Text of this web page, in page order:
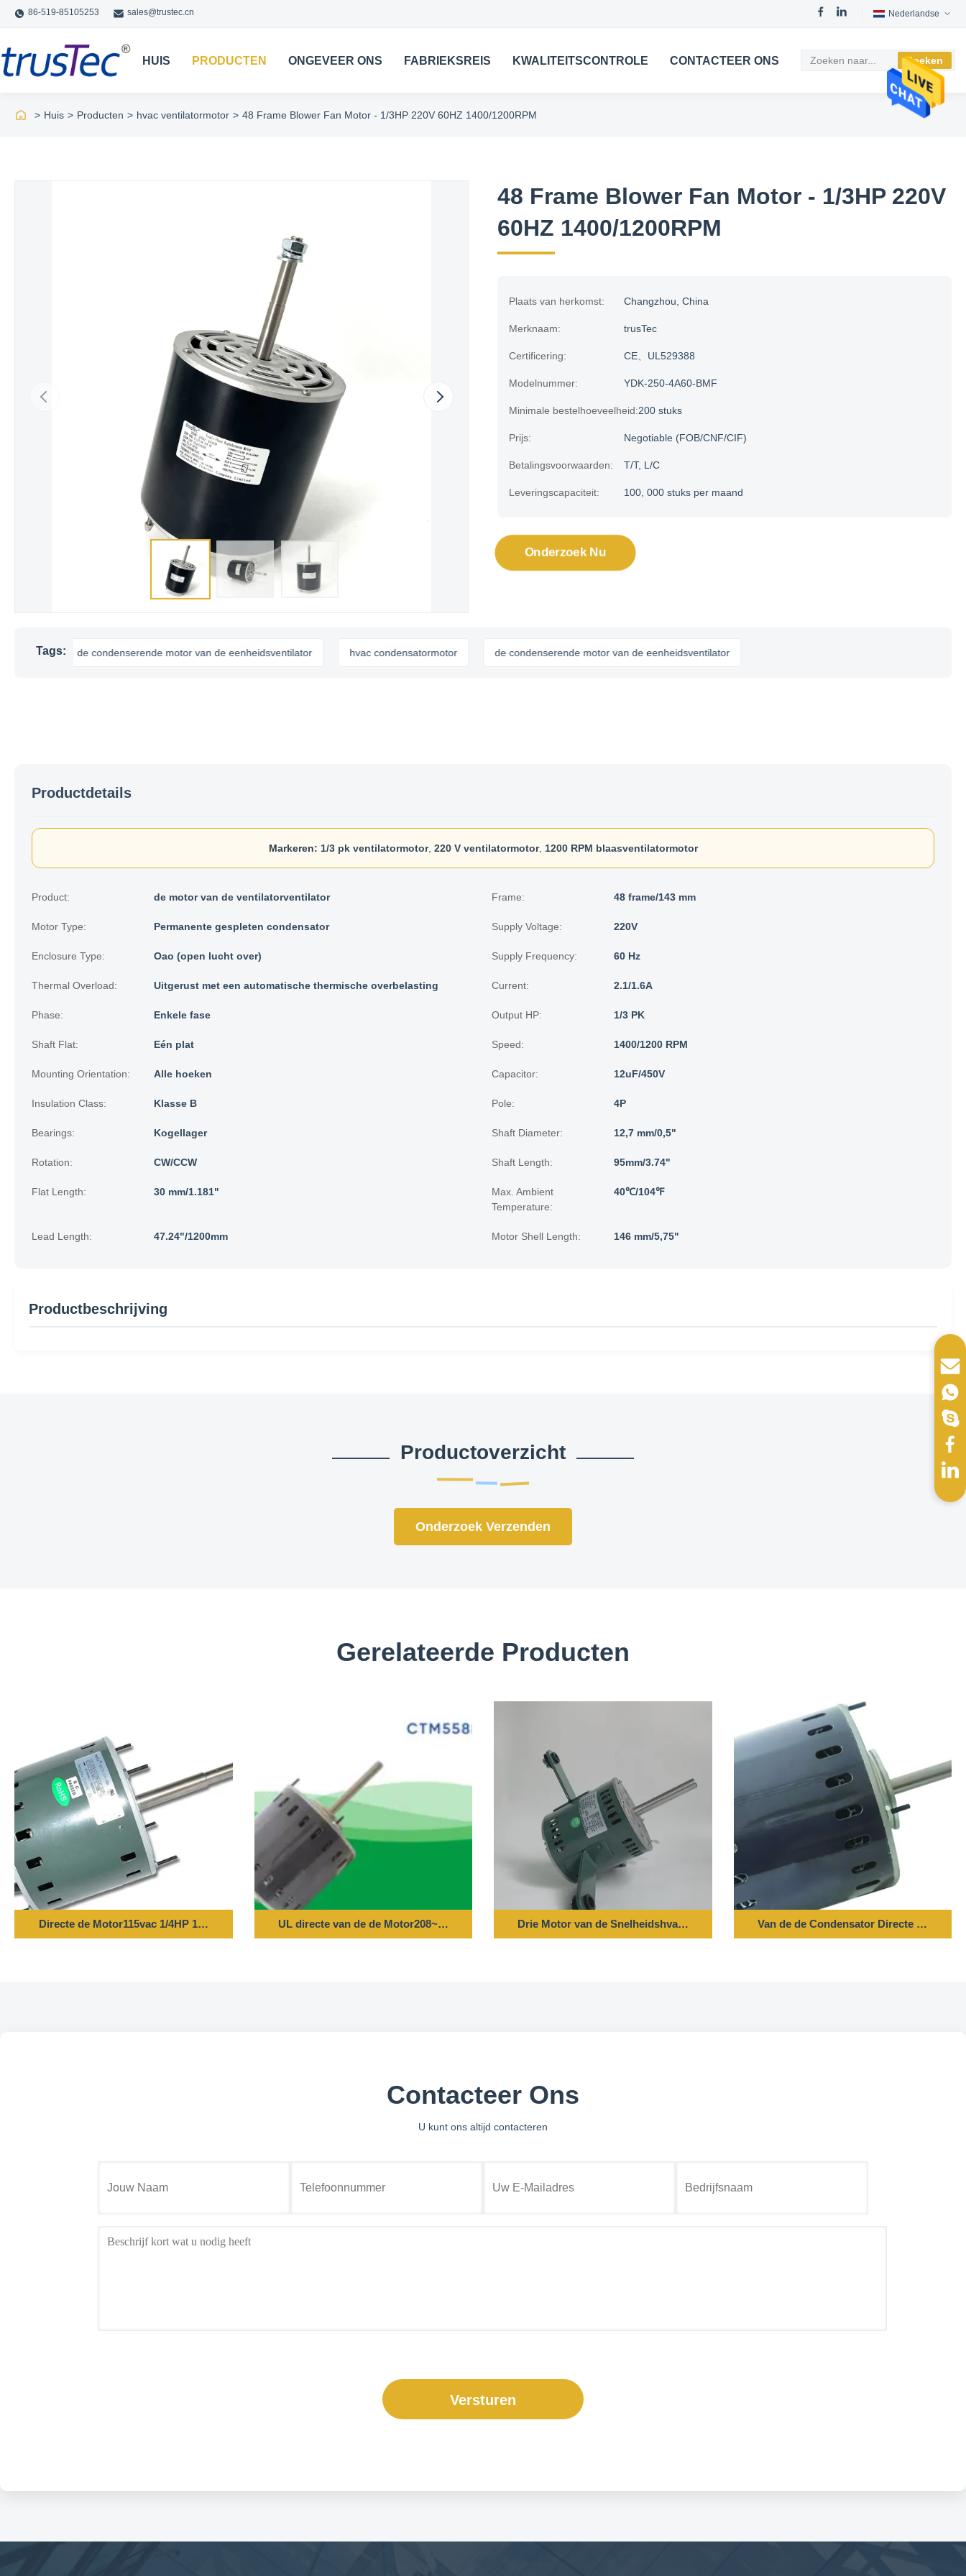
86-519-85105253 sales@trustec.cn Nederlandse
HUIS PRODUCTEN ONGEVEER ONS FABRIEKSREIS KWALITEITSCONTROLE CONTACTEER ONS Zoeken
> Huis > Producten > hvac ventilatormotor > 48 Frame Blower Fan Motor - 1/3HP 220V 60HZ 1400/1200RPM
48 Frame Blower Fan Motor - 1/3HP 220V
60HZ 1400/1200RPM
Plaats van herkomst: Changzhou, China
Merknaam: trusTec
Certificering: CE、UL529388
Modelnummer: YDK-250-4A60-BMF
Minimale bestelhoeveelheid:200 stuks
Prijs: Negotiable (FOB/CNF/CIF)
Betalingsvoorwaarden: T/T, L/C
Leveringscapaciteit: 100, 000 stuks per maand
Onderzoek Nu
Tags:
de condenserende motor van de eenheidsventilator hvac condensatormotor de condenserende motor van de eenheidsventilator
Productdetails
Markeren: 1/3 pk ventilatormotor, 220 V ventilatormotor, 1200 RPM blaasventilatormotor
Product: de motor van de ventilatorventilator Frame: 48 frame/143 mm
Motor Type: Permanente gespleten condensator Supply Voltage: 220V
Enclosure Type: Oao (open lucht over) Supply Frequency: 60 Hz
Thermal Overload: Uitgerust met een automatische thermische overbelasting Current: 2.1/1.6A
Phase: Enkele fase Output HP: 1/3 PK
Shaft Flat: Eén plat Speed: 1400/1200 RPM
Mounting Orientation: Alle hoeken Capacitor: 12uF/450V
Insulation Class: Klasse B Pole: 4P
Bearings: Kogellager Shaft Diameter: 12,7 mm/0,5"
Rotation: CW/CCW Shaft Length: 95mm/3.74"
Flat Length: 30 mm/1.181"
Max. Ambient
Temperature:
40℃/104℉
Lead Length: 47.24"/1200mm Motor Shell Length: 146 mm/5,75"
Productbeschrijving
Productoverzicht
Onderzoek Verzenden
Gerelateerde Producten
Directe de Motor115vac 1/4HP 1075/3RPM UL Goedkeuring van de Aandrijvingshvac VentilatorUL directe van de de Motor208~230vac 1/2HP 1075/3RPM Lucht van de Aandrijvingshvac Ventilator de Managermotor
Drie Motor van de Snelheidshvac de Centrifugaalventilator - 6cm/9cm Steunsteun
Van de de Condensator Directe
Contacteer Ons
U kunt ons altijd contacteren
Versturen